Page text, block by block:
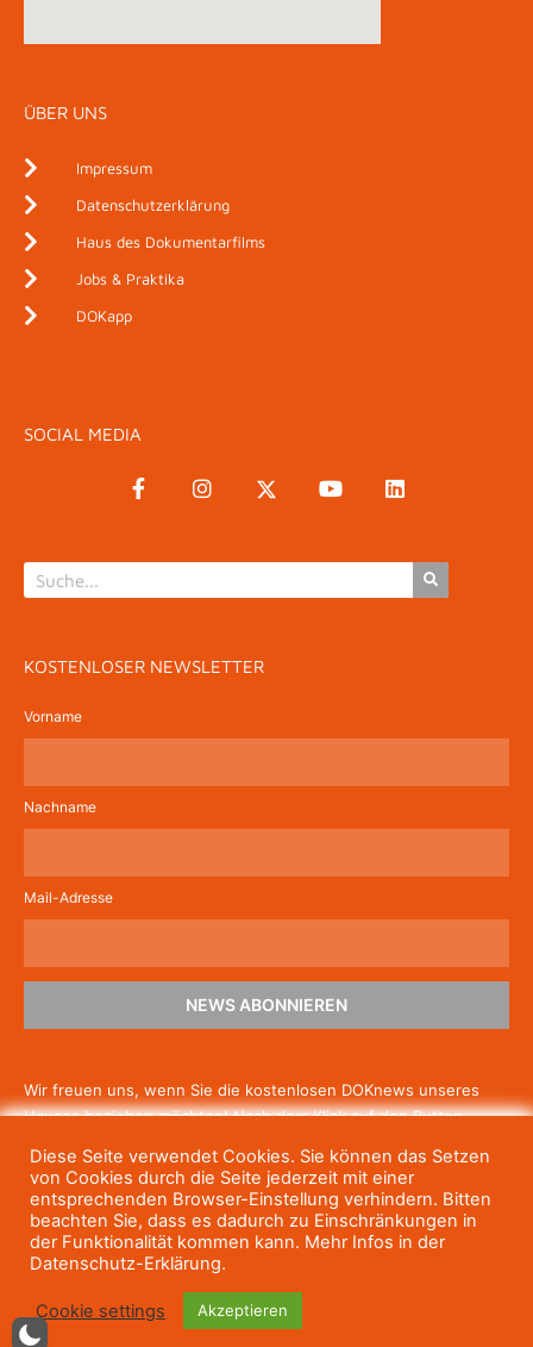
ÜBER UNS
Impressum
Datenschutzerklärung
Haus des Dokumentarfilms
Jobs & Praktika
DOKapp
SOCIAL MEDIA
KOSTENLOSER NEWSLETTER
Vorname
Nachname
Mail-Adresse
NEWS ABONNIEREN
Wir freuen uns, wenn Sie die kostenlosen DOKnews unseres
Hauses beziehen möchten! Nach dem Klick auf den Button
um die Newsletter-Anmeldung abzuschließen. Wenn Sie unsere
Gratis-News irgendwann nicht mehr erhalten wollen, können
Siesich jederzeit einfach wieder abmelden.
© Haus des Dokumentarfilms, 2023
Diese Seite verwendet Cookies. Sie können das Setzen
von Cookies durch die Seite jederzeit mit einer
entsprechenden Browser-Einstellung verhindern. Bitten
beachten Sie, dass es dadurch zu Einschränkungen in
der Funktionalität kommen kann. Mehr Infos in der
Datenschutz-Erklärung.
Cookie settings Akzeptieren